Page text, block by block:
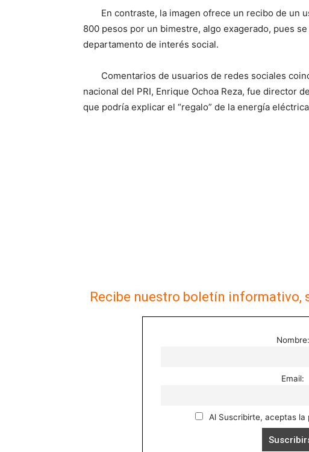
En contraste, la imagen ofrece un recibo de un
800 pesos por un bimestre, algo exagerado, pues
departamento de interés social.
Comentarios de usuarios de redes sociales
nacional del PRI, Enrique Ochoa Reza, fue director
que podría explicar el “regalo” de la energía
Recibe nuestro boletín informativo,
Nombre:
Email:
Al Suscribirte, aceptas